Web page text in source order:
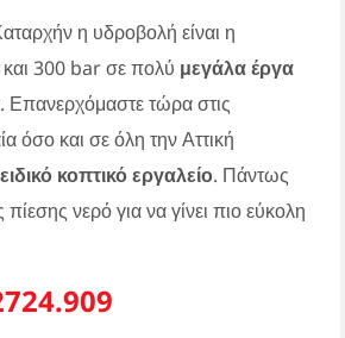
η υδροβολή είναι η
300 bar σε πολύ μεγάλα έργα
τώρα στις
όσο και σε όλη την Αττική
ειδικό κοπτικό εργαλείο. Πάντως
νερό για να γίνει πιο εύκολη